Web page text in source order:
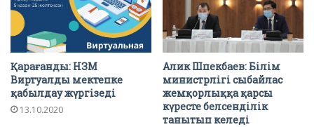
Қарағанды: НЗМ
Виртуалды мектепке
қабылдау жүргізеді
13.10.2020
Алик Шпекбаев: Білім
министрлігі сыбайлас
жемқорлыққа қарсы
күресте белсенділік
танытып келеді